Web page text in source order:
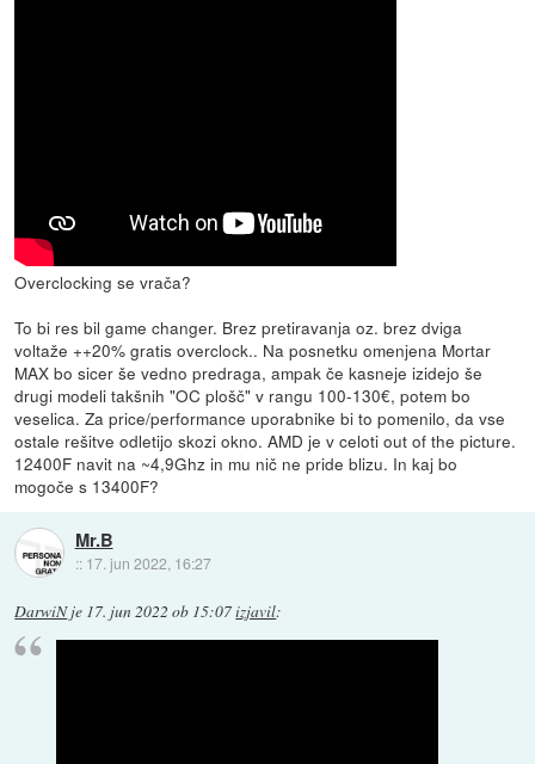
Overclocking se vrača?
To bi res bil game changer. Brez pretiravanja oz. brez dviga
voltaže ++20% gratis overclock.. Na posnetku omenjena Mortar
MAX bo sicer še vedno predraga, ampak če kasneje izidejo še
drugi modeli takšnih "OC plošč" v rangu 100-130€, potem bo
veselica. Za price/performance uporabnike bi to pomenilo, da vse
ostale rešitve odletijo skozi okno. AMD je v celoti out of the picture.
12400F navit na ~4,9Ghz in mu nič ne pride blizu. In kaj bo
mogoče s 13400F?
Mr.B
:: 17. jun 2022, 16:27
DarwiNje 17. jun 2022 ob 15:07izjavil: